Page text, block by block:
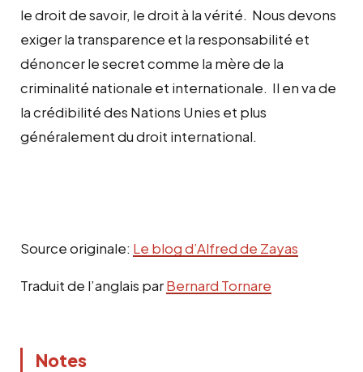
le droit de savoir, le droit à la vérité. Nous devons
exiger la transparence et la responsabilité et
dénoncer le secret comme la mère de la
criminalité nationale et internationale. Il en va de
la crédibilité des Nations Unies et plus
généralement du droit international.
Source originale: Le blog d’Alfred de Zayas
Traduit de l’anglais parBernard Tornare
Notes